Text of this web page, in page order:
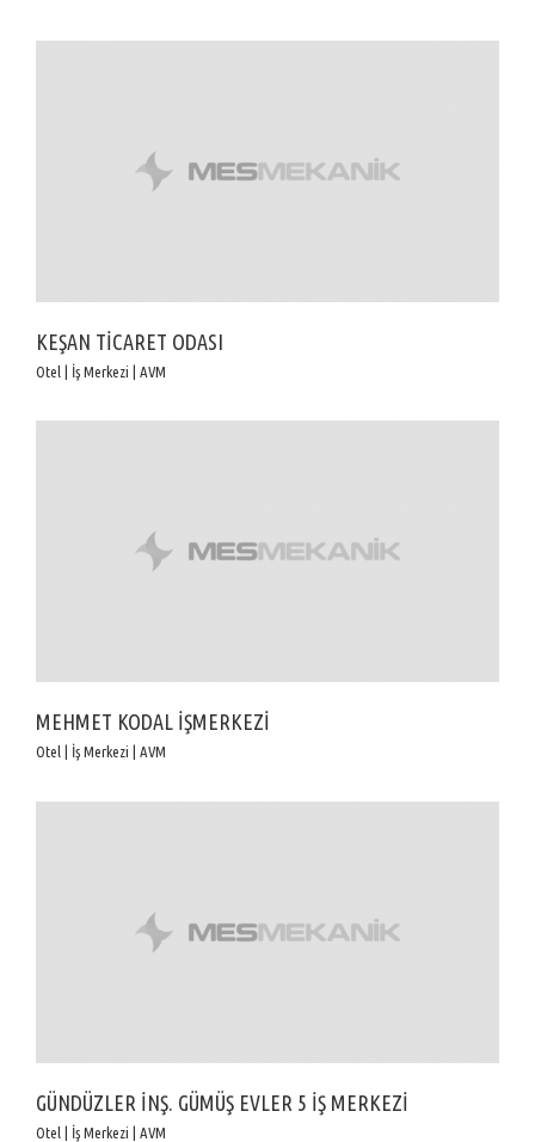
KEŞAN TİCARET ODASI
Otel | İş Merkezi | AVM
MEHMET KODAL İŞMERKEZİ
Otel | İş Merkezi | AVM
GÜNDÜZLER İNŞ. GÜMÜŞ EVLER 5 İŞ MERKEZİ
Otel | İş Merkezi | AVM